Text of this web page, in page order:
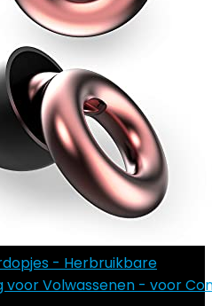
- Herbruikbare
Volwassenen - voor